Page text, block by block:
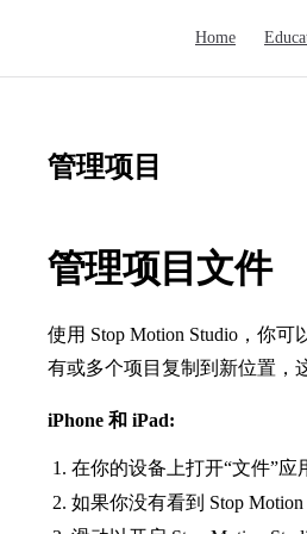
Home
管理项目
管理项目文件
使用 Stop Motion Studio，你
有或多个项目复制到新位置，
iPhone 和 iPad:
在你的设备上打开“文件”应
如果你没有看到 Stop